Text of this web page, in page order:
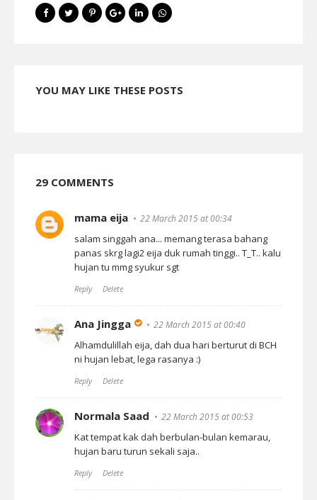
YOU MAY LIKE THESE POSTS
29 COMMENTS
mama eija 22 March 2015 at 00:34
salam singgah ana... memang terasa bahang
panas skrg lagi2 eija duk rumah tinggi.. T_T.. kalu
hujan tu mmg syukur sgt
Reply Delete
Ana Jingga 22 March 2015 at 00:40
Alhamdulillah eija, dah dua hari berturut di BCH
ni hujan lebat, lega rasanya :)
Reply Delete
Normala Saad 22 March 2015 at 00:53
Kat tempat kak dah berbulan-bulan kemarau,
hujan baru turun sekali saja..
Reply Delete